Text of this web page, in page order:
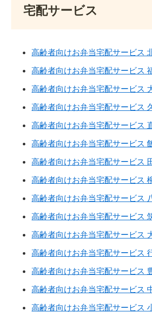
宅配サービス
高齢者向けお弁当宅配サービス
高齢者向けお弁当宅配サービス
高齢者向けお弁当宅配サービス
高齢者向けお弁当宅配サービス
高齢者向けお弁当宅配サービス
高齢者向けお弁当宅配サービス
高齢者向けお弁当宅配サービス
高齢者向けお弁当宅配サービス
高齢者向けお弁当宅配サービス
高齢者向けお弁当宅配サービス
高齢者向けお弁当宅配サービス
高齢者向けお弁当宅配サービス
高齢者向けお弁当宅配サービス
高齢者向けお弁当宅配サービス
高齢者向けお弁当宅配サービス